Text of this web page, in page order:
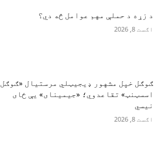
د زړه د حملې مهم عوامل څه دي؟
اګست 8, 2026
ګوګل خپل مشهور ډیجیټلي مرستیال «ګوګل
اسسټنټ» تقاعدوي؛ «جیمینای» یې ځای
نیسي
اګست 8, 2026